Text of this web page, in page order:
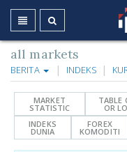
all markets
BERITA INDEKS
MARKET
STATISTIC
TABLE
OR
INDEKS
DUNIA
FOREX
KOMODITI